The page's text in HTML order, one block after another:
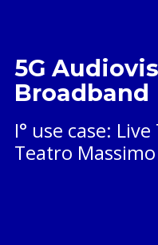
5G
Broadband
I° use case:
Teatro Massimo